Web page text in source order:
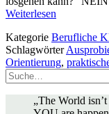
Weiterlesen
Kategorie Berufliche
Schlagwörter
Orientierung,
Suche
„The World